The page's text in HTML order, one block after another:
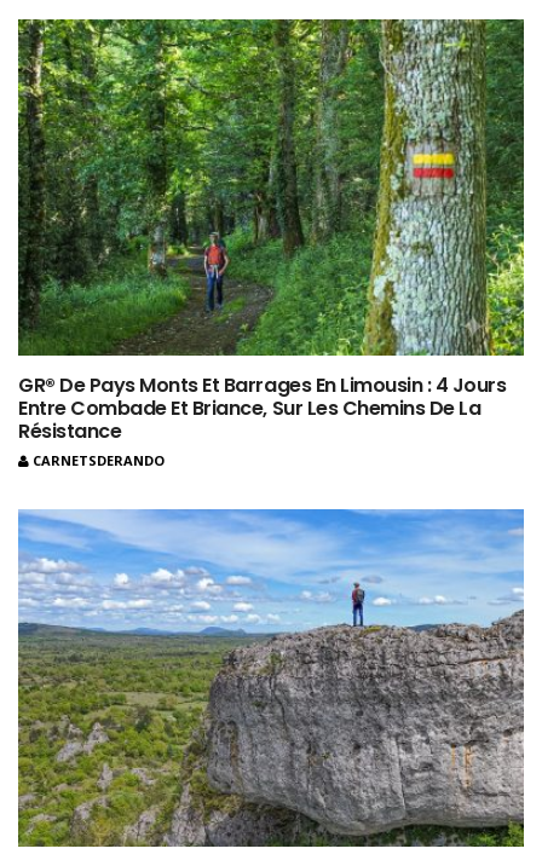
GR® De Pays Monts Et Barrages En Limousin : 4 Jours
Entre Combade Et Briance, Sur Les Chemins De La
Résistance
CARNETSDERANDO